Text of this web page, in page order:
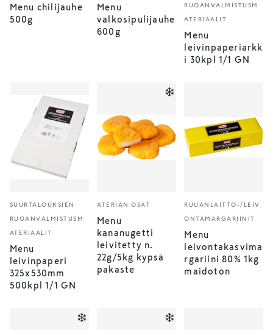
Menu chilijauhe
500g
Menu
valkosipulijauhe
600g
RUOANVALMISTUSM
ATERIAALIT
Menu
leivinpaperiarkk
i 30kpl 1/1 GN
SUURTALOUKSIEN
RUOANVALMISTUSM
ATERIAALIT
Menu
leivinpaperi
325x530mm
500kpl 1/1 GN
ATERIAN OSAT
Menu
kananugetti
leivitetty n.
22g/5kg kypsä
pakaste
RUUANLAITTO-/LEIV
ONTAMARGARIINIT
Menu
leivontakasvima
rgariini 80% 1kg
maidoton